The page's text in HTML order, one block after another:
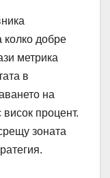
колко добре
метрика
в
на
процент.
зоната